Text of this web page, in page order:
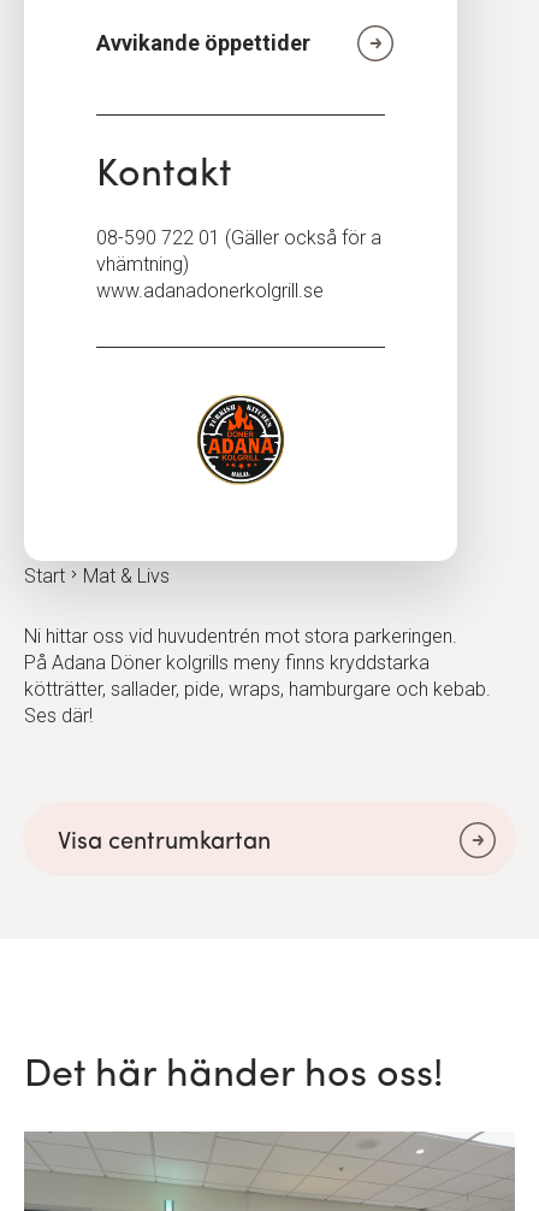
Start Mat & Livs
Ni hittar oss vid huvudentrén mot stora parkeringen.
På Adana Döner kolgrills meny finns kryddstarka
kötträtter, sallader, pide, wraps, hamburgare och kebab.
Ses där!
Visa centrumkartan
Avvikande öppettider
Kontakt
08-590 722 01 (Gäller också för a
vhämtning)
www.adanadonerkolgrill.se
Det här händer hos oss!